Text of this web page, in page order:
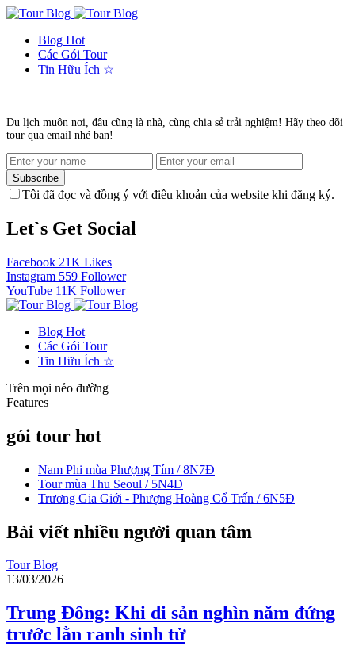
Blog Hot
Các Gói Tour
Tin Hữu Ích ☆
Du lịch muôn nơi, đâu cũng là nhà, cùng chia sẻ trải nghiệm! Hãy theo dõi
tour qua email nhé bạn!
Subscribe
Tôi đã đọc và đồng ý với điều khoản của website khi đăng ký.
Let`s Get Social
Facebook 21K Likes
Instagram 559 Follower
YouTube 11K Follower
Blog Hot
Các Gói Tour
Tin Hữu Ích ☆
Trên mọi nẻo đường
Features
gói tour hot
Nam Phi mùa Phượng Tím / 8N7Đ
Tour mùa Thu Seoul / 5N4Đ
Trương Gia Giới - Phượng Hoàng Cổ Trấn / 6N5Đ
Bài viết nhiều người quan tâm
Tour Blog
13/03/2026
Trung Đông: Khi di sản nghìn năm đứng
trước lằn ranh sinh tử